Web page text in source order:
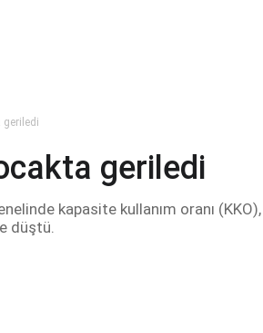
geriledi
geriledi
kapasite kullanım oranı (KKO),
düştü.